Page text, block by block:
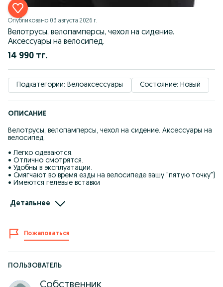
Опубликовано 03 августа 2026 г.
Велотрусы, велопамперсы, чехол на сидение.
Аксессуары на велосипед.
14 990 тг.
Подкатегории: Велоаксессуары Состояние: Новый
ОПИСАНИЕ
Велотрусы, велопамперсы, чехол на сидение. Аксессуары на
велосипед.
• Легко одеваются.
• Отлично смотрятся.
• Удобны в эксплуатации.
• Смягчают во время езды на велосипеде вашу "пятую точку")
• Имеются гелевые вставки
+ S
+ XL
+ XXXL
Подойдут как мужчинам, так и женщинам!
Отличное качество!
Стоимость 14990 тг. (наличка, карта)
Детальнее
Пожаловаться
ПОЛЬЗОВАТЕЛЬ
Собственник